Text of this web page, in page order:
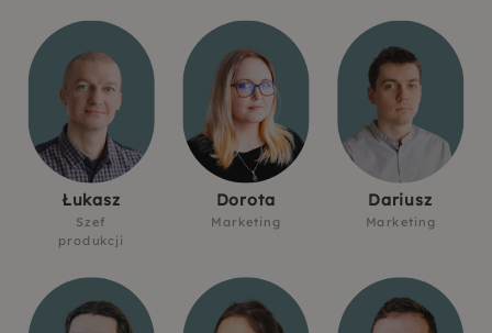
Łukasz
Szef
produkcji
Dorota
Marketing
Dariusz
Marketing